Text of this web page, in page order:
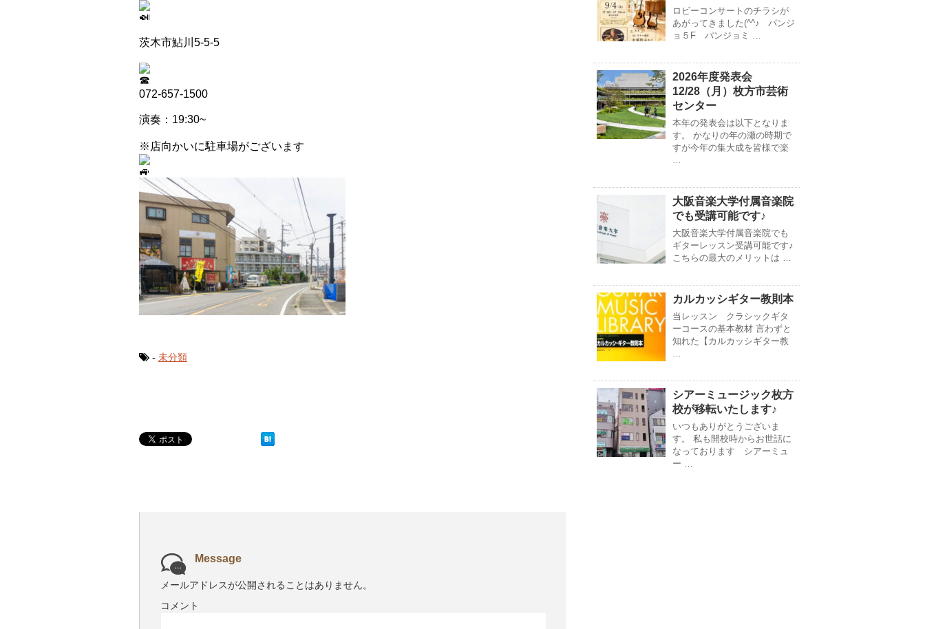
茨木市鮎川5-5-5
072-657-1500
演奏：19:30~
※店向かいに駐車場がございます
- 未分類
Message
メールアドレスが公開されることはありません。
コメント
ロビーコンサートのチラシが
あがってきました(^^♪ パンジ
ョ５F パンジョミ …
2026年度発表会
12/28（月）枚方市芸術
センター
本年の発表会は以下となりま
す。 かなりの年の瀬の時期で
すが今年の集大成を皆様で楽
…
大阪音楽大学付属音楽院
でも受講可能です♪
大阪音楽大学付属音楽院でも
ギターレッスン受講可能です♪
こちらの最大のメリットは …
カルカッシギター教則本
当レッスン クラシックギタ
ーコースの基本教材 言わずと
知れた【カルカッシギター教
…
シアーミュージック枚方
校が移転いたします♪
いつもありがとうございま
す。 私も開校時からお世話に
なっております シアーミュ
ー …